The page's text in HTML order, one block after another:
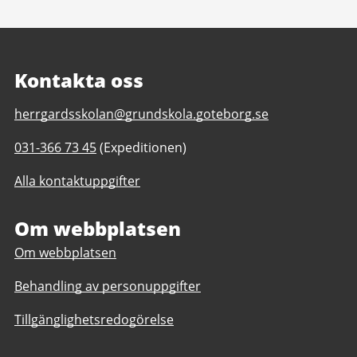
Kontakta oss
E-
till
Herrgårdsskolan
F-
herrgardsskolan@grundskola.goteborg.se
Telefonnummer
Herrgårdsskolan
6
031-366 73 45(Expeditionen)
Alla kontaktuppgifter
Om webbplatsen
Om webbplatsen
Behandling av personuppgifter
Tillgänglighetsredogörelse